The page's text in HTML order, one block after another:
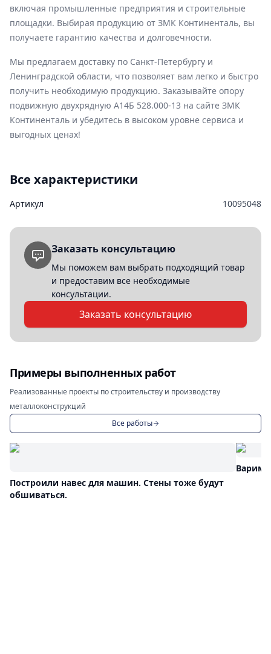
включая промышленные предприятия и строительные
площадки. Выбирая продукцию от ЗМК Континенталь, вы
получаете гарантию качества и долговечности.
Мы предлагаем доставку по Санкт-Петербургу и
Ленинградской области, что позволяет вам легко и быстро
получить необходимую продукцию. Заказывайте опору
подвижную двухрядную А14Б 528.000-13 на сайте ЗМК
Континенталь и убедитесь в высоком уровне сервиса и
выгодных ценах!
Все характеристики
Артикул 10095048
Заказать консультацию
Мы поможем вам выбрать подходящий товар
и предоставим все необходимые
консультации.
Заказать консультацию
Примеры выполненных работ
Реализованные проекты по строительству и производству
металлоконструкций
Все работы
Построили навес для машин. Стены тоже будут
обшиваться.
Варим